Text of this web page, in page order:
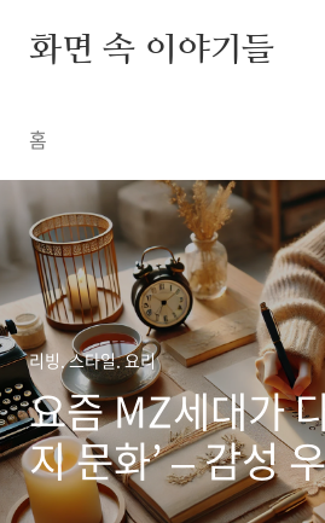
화면 속 이야기들
홈
리빙. 스타일. 요리
요즘 MZ세대가
지 문화’ – 감성
으기의 매력